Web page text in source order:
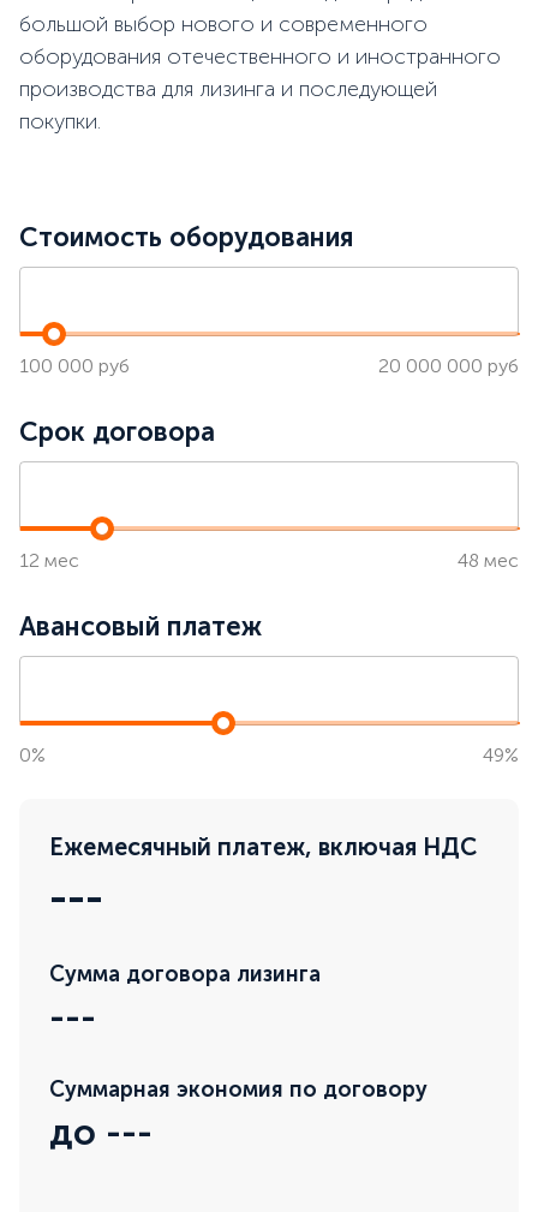
большой выбор нового и современного
оборудования отечественного и иностранного
производства для лизинга и последующей
покупки.
Стоимость оборудования
100 000 руб 20 000 000 руб
Срок договора
12 мес 48 мес
Авансовый платеж
0% 49%
Ежемесячный платеж, включая НДС
---
Сумма договора лизинга
---
Суммарная экономия по договору
до ---